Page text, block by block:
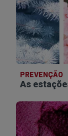
PREVENÇÃO
As